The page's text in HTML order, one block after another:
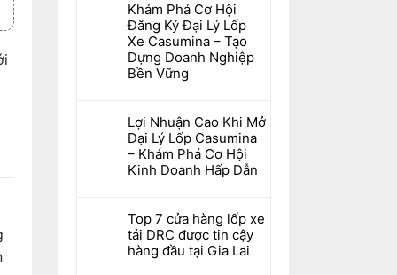
Khám Phá Cơ Hội
Đăng Ký Đại Lý Lốp
Xe Casumina – Tạo
Dựng Doanh Nghiệp
Bền Vững
Lợi Nhuận Cao Khi Mở
Đại Lý Lốp Casumina
– Khám Phá Cơ Hội
Kinh Doanh Hấp Dẫn
Top 7 cửa hàng lốp xe
tải DRC được tin cậy
hàng đầu tại Gia Lai